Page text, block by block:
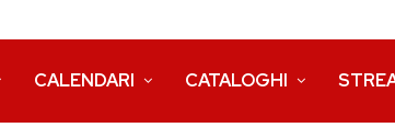
CALENDARI CATALOGHI